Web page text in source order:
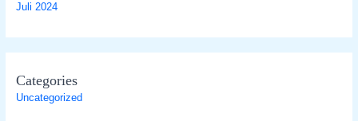
Juli 2024
Categories
Uncategorized